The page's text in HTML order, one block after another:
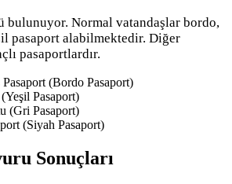
bulunuyor. Normal vatandaşlar bordo,
pasaport alabilmektedir. Diğer
pasaportlardır.
(Bordo Pasaport)
Pasaport)
(Gri Pasaport)
(Siyah Pasaport)
Sonuçları